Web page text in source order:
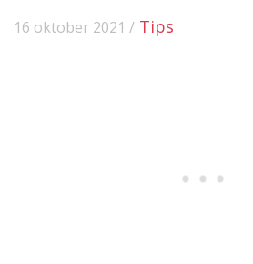
16 oktober 2021 / Tips